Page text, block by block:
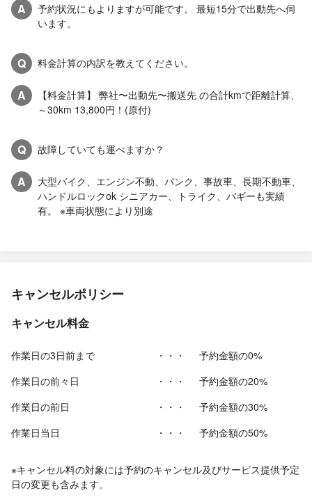
A
予約状況にもよりますが可能です。 最短15分で出動先へ伺
います。
Q 料金計算の内訳を教えてください。
A
【料金計算】 弊社〜出動先〜搬送先 の合計kmで距離計算、
～30km 13,800円！(原付)
Q 故障していても運べますか？
A
大型バイク、エンジン不動、パンク、事故車、長期不動車、
ハンドルロックok シニアカー、トライク、バギーも実績
有。 ※車両状態により別途
キャンセルポリシー
キャンセル料金
作業日の3日前まで ・・・
予約金額の0%
作業日の前々日
・・・
予約金額の20%
作業日の前日
・・・
予約金額の30%
作業日当日
・・・ 予約金額の50%
※キャンセル料の対象には予約のキャンセル及びサービス提供予定
日の変更も含みます。